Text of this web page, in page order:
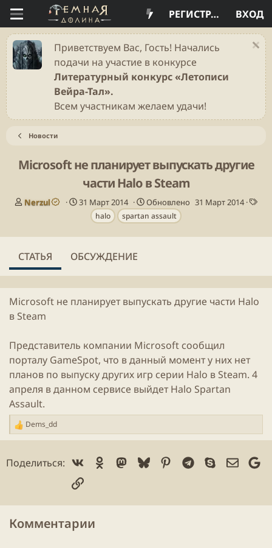
ВХОД
РЕГИСТРАЦИЯ
Приветствуем Вас, Гость! Начались
подачи на участие в конкурсе
Литературный конкурс «Летописи
Вейра-Тал».
Всем участникам желаем удачи!
Новости
Microsoft не планирует выпускать другие
части Halo в Steam
А
о
Nerzul
Д
а
у
к
и
31 Март 2014 Обновлено 31 Март 2014
Т
и
halo spartan assault
СТАТЬЯ ОБСУЖДЕНИЕ
Microsoft не планирует выпускать другие части Halo
в Steam
Представитель компании Microsoftсообщил
порталу GameSpot, что в данный момент у них нет
планов по выпуску других игр серии Halo в Steam. 4
апреля в данном сервисе выйдет Halo Spartan
Assault.
Р
е
к
:
Dems_dd
Поделиться: Vk Ok Mastodon
BlueskyPinterest
Telegram
Skype
Ссылка
Комментарии